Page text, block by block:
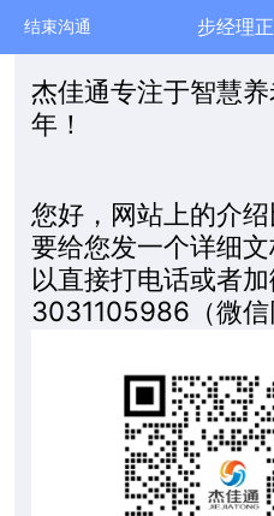
结束沟通 步经理
杰佳通专注于智慧
年！
您好，网站上的介
要给您发一个详细
以直接打电话或者
3031105986（微信